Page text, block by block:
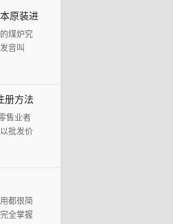
原装进
煤炉究
音叫
册方法
售业者
批发价
都很简
全掌握